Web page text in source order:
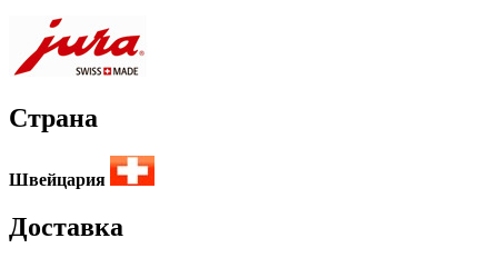
Страна
Швейцария
Доставка